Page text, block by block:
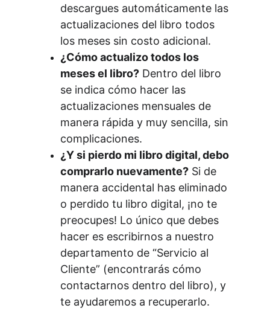
descargues automáticamente las
actualizaciones del libro todos
los meses sin costo adicional.
¿Cómo actualizo todos los
meses el libro? Dentro del libro
se indica cómo hacer las
actualizaciones mensuales de
manera rápida y muy sencilla, sin
complicaciones.
¿Y si pierdo mi libro digital, debo
comprarlo nuevamente? Si de
manera accidental has eliminado
o perdido tu libro digital, ¡no te
preocupes! Lo único que debes
hacer es escribirnos a nuestro
departamento de “Servicio al
Cliente” (encontrarás cómo
contactarnos dentro del libro), y
te ayudaremos a recuperarlo.